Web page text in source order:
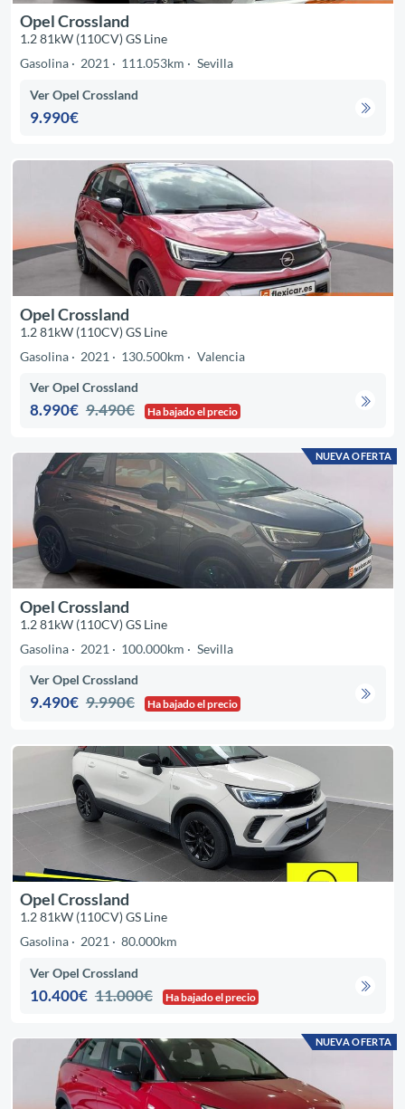
Opel Crossland
1.2 81kW (110CV) GS Line
Gasolina
2021 111.053km Sevilla
Ver Opel Crossland
9.990€
Opel Crossland
1.2 81kW (110CV) GS Line
Gasolina
2021 130.500km Valencia
Ver Opel Crossland
8.990€ 9.490€ Ha bajado el precio
NUEVA OFERTA
Opel Crossland
1.2 81kW (110CV) GS Line
Gasolina
2021 100.000km Sevilla
Ver Opel Crossland
9.490€ 9.990€ Ha bajado el precio
Opel Crossland
1.2 81kW (110CV) GS Line
Gasolina
2021 80.000km
Ver Opel Crossland
10.400€ 11.000€ Ha bajado el precio
NUEVA OFERTA